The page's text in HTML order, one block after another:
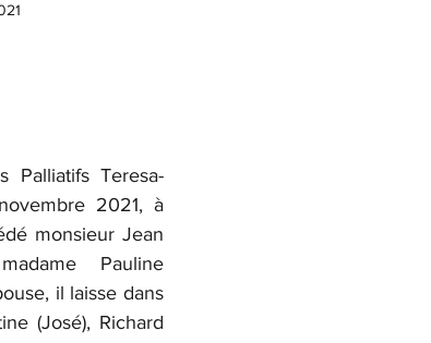
Palliatifs Teresa-
2021, à
monsieur Jean
Pauline
il laisse dans
(José), Richard